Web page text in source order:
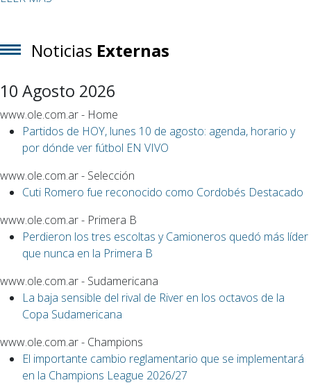
Noticias Externas
10 Agosto 2026
www.ole.com.ar - Home
Partidos de HOY, lunes 10 de agosto: agenda, horario y
por dónde ver fútbol EN VIVO
www.ole.com.ar - Selección
Cuti Romero fue reconocido como Cordobés Destacado
www.ole.com.ar - Primera B
Perdieron los tres escoltas y Camioneros quedó más líder
que nunca en la Primera B
www.ole.com.ar - Sudamericana
La baja sensible del rival de River en los octavos de la
Copa Sudamericana
www.ole.com.ar - Champions
El importante cambio reglamentario que se implementará
en la Champions League 2026/27